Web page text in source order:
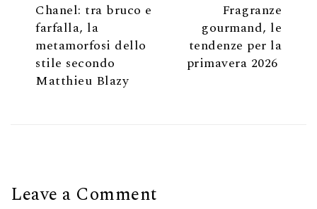
Chanel: tra bruco e
farfalla, la
metamorfosi dello
stile secondo
Matthieu Blazy
Fragranze
gourmand, le
tendenze per la
primavera 2026
Leave a Comment